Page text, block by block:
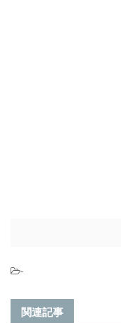
-
関連記事